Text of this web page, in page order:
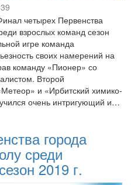
39
четырех Первенства
взрослых команд сезон
игре команда
своих намерений на
команду «Пионер» со
Второй
и «Ирбитский химико-
очень интригующий и…
города
среди
2019 г.